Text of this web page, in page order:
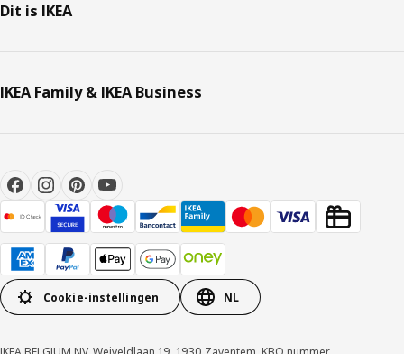
Dit is IKEA
IKEA Family & IKEA Business
Cookie-instellingen NL